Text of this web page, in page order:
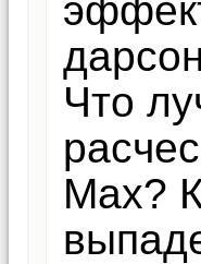
Что
Max?